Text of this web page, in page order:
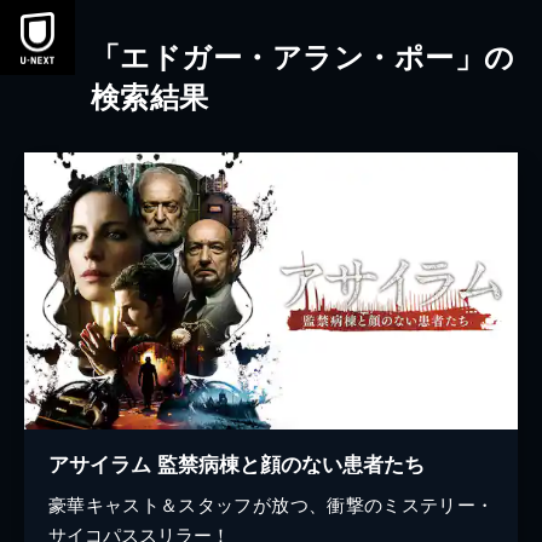
本文へスキップ
「エドガー・アラン・ポー」の
検索結果
アサイラム 監禁病棟と顔のない患者たち
豪華キャスト＆スタッフが放つ、衝撃のミステリー・
サイコパススリラー！